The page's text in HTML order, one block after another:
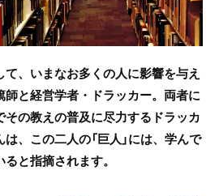
、いまなお多くの人に影響を与え
と経営学者・ドラッカー。両者に
の教えの普及に尽力するドラッカ
、この二人の「巨人」には、学んで
と指摘されます。